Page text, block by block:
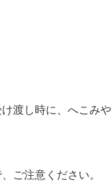
渡し時に、へこみや
ご注意ください。